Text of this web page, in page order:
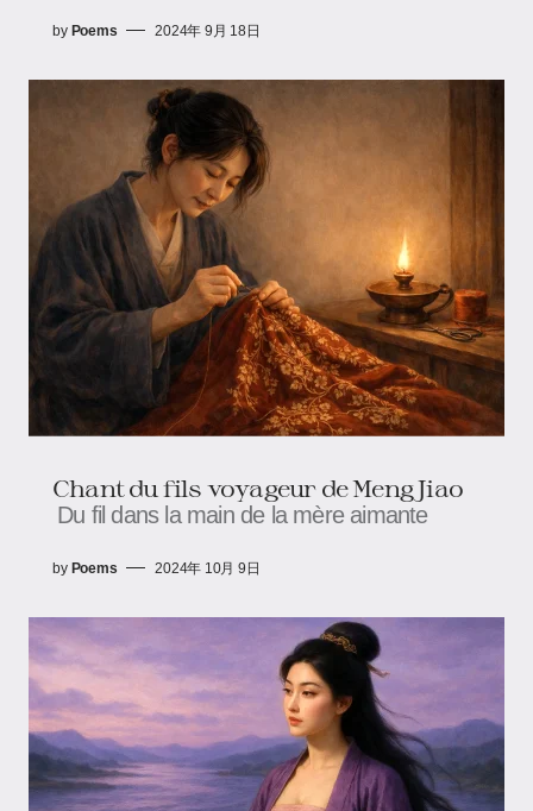
by Poems 2024年 9月 18日
Chant du fils voyageur de Meng Jiao
Du fil dans la main de la mère aimante
by Poems 2024年 10月 9日